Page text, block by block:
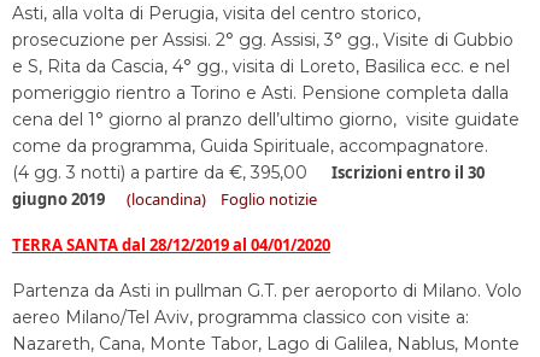
Asti, alla volta di Perugia, visita del centro storico,
prosecuzione per Assisi. 2° gg. Assisi, 3° gg., Visite di Gubbio
e S, Rita da Cascia, 4° gg., visita di Loreto, Basilica ecc. e nel
pomeriggio rientro a Torino e Asti. Pensione completa dalla
cena del 1° giorno al pranzo dell’ultimo giorno, visite guidate
come da programma, Guida Spirituale, accompagnatore.
(4 gg. 3 notti) a partire da €, 395,00 Iscrizioni entro il 30
giugno 2019
(locandina) Foglio notizie
TERRA SANTA dal 28/12/2019 al 04/01/2020
Partenza da Asti in pullman G.T. per aeroporto di Milano. Volo
aereo Milano/Tel Aviv, programma classico con visite a:
Nazareth, Cana, Monte Tabor, Lago di Galilea, Nablus, Monte